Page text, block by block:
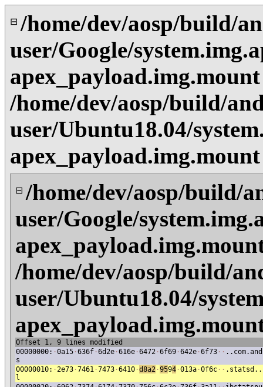
⊟ /home/dev/aosp/build/
user/Google/
apex_payload.img.mount
/home/dev/aosp/build/
user/Ubuntu18.04/
apex_payload.img.mount
⊟ /home/dev/aosp/build/
user/Google/
/home/dev/aosp/build/
user/Ubuntu18.04/
Offset 1, 9 lines modified
00000000: ·0a15 ·636f ·6d2e ·616e ·6472 ·6f69 ·642e ·6f73 · ·
s
00000010: ·2e73 ·7461 ·7473 ·6410 ·d8a2 ·9594 ·013a ·0f6c · ·
l